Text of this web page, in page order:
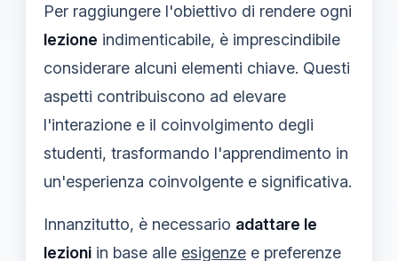
Per raggiungere l'obiettivo di rendere ogni
lezione indimenticabile, è imprescindibile
considerare alcuni elementi chiave. Questi
aspetti contribuiscono ad elevare
l'interazione e il coinvolgimento degli
studenti, trasformando l'apprendimento in
un'esperienza coinvolgente e significativa.
Innanzitutto, è necessario adattare le
lezioni in base alle esigenze e preferenze